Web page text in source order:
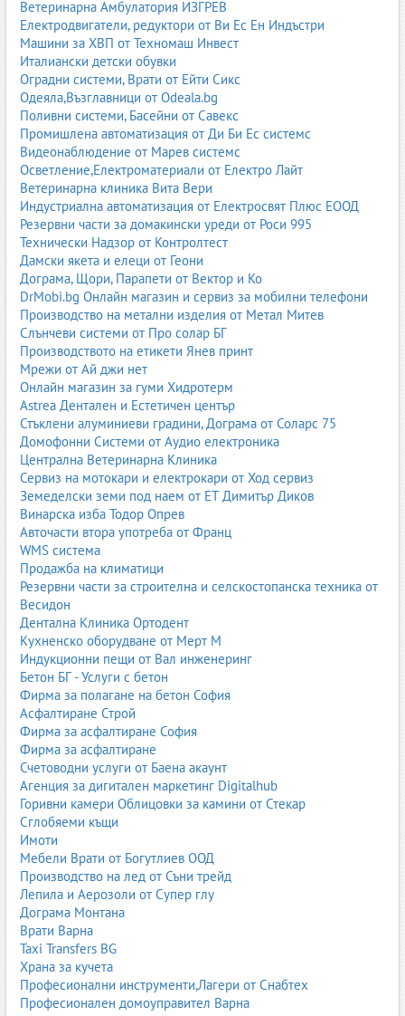
Изолации в сухото строителство
минерална вата;
акустични панели;
пароизолация и фолиа;
топлоизолационни системи.
Шпакловки и довършителни работи
шпакловка Q2, Q3, Q4;
фугиране с ленти;
грундиране;
боядисване;
декоративни мазилки.
Декоративни елементи от гипсокартон
LED ниши;
скрити осветления;
корнизи и профили;
облицовки на колони;
дизайнерски елементи.
Сухо строителство по видове обекти
жилища и апартаменти;
офиси и магазини;
хотели и ресторанти;
производствени помещения;
училища и обществени сгради;
реконструкции и реновации.
Сухо строителство по градове
Изберете вашия град и намерете фирми за сухо строителство:
Сухо строителство София
Сухо строителство Пловдив
Сухо строителство Варна
Сухо строителство Бургас
Сухо строителство Хасково
Сухо строителство Плевен
Сухо строителство Велико Търново
Сухо строителство Пазарджик
Сухо строителство Видин
Сухо строителство Кърджали
Сухо строителство Разград
Сухо строителство Смолян
Сухо строителство Търговище
Сухо строителство Враца
Сухо строителство Кюстендил
Сухо строителство Перник
Сухо строителство Русе
Сухо строителство Габрово
Сухо строителство Ловеч
Сухо строителство Силистра
Сухо строителство Шумен
Сухо строителство Добрич
Сухо строителство Монтана
Сухо строителство Сливен
Сухо строителство Ямбол
Ветеринарна Амбулатория ИЗГРЕВ
Електродвигатели, редуктори от Ви Ес Ен Индъстри
Машини за ХВП от Техномаш Инвест
Италиански детски обувки
Оградни системи, Врати от Ейти Сикс
Одеяла,Възглавници от Odeala.bg
Поливни системи, Басейни от Савекс
Промишлена автоматизация от Ди Би Ес системс
Видеонаблюдение от Марев системс
Осветление,Електроматериали от Електро Лайт
Ветеринарна клиника Вита Вери
Индустриална автоматизация от Електросвят Плюс ЕООД
Резервни части за домакински уреди от Роси 995
Технически Надзор от Контролтест
Дамски якета и елеци от Геони
Дограма, Щори, Парапети от Вектор и Ко
DrMobi.bg Онлайн магазин и сервиз за мобилни телефони
Производство на метални изделия от Метал Митев
Слънчеви системи от Про солар БГ
Производството на етикети Янев принт
Мрежи от Ай джи нет
Онлайн магазин за гуми Хидротерм
Astrea Дентален и Естетичен център
Стъклени алуминиеви градини, Дограма от Соларс 75
Домофонни Системи от Аудио електроника
Централна Ветеринарна Клиника
Сервиз на мотокари и електрокари от Ход сервиз
Земеделски земи под наем от ЕТ Димитър Диков
Винарска изба Тодор Опрев
Авточасти втора употреба от Франц
WMS система
Продажба на климатици
Резервни части за строителна и селскостопанска техника от
Весидон
Дентална Клиника Ортодент
Кухненско оборудване от Мерт М
Индукционни пещи от Вал инженеринг
Бетон БГ - Услуги с бетон
Фирма за полагане на бетон София
Асфалтиране Строй
Фирма за асфалтиране София
Фирма за асфалтиране
Счетоводни услуги от Баена акаунт
Агенция за дигитален маркетинг Digitalhub
Горивни камери Облицовки за камини от Стекар
Сглобяеми къщи
Имоти
Мебели Врати от Богутлиев ООД
Производство на лед от Съни трейд
Лепила и Аерозоли от Супер глу
Дограма Монтана
Врати Варна
Taxi Transfers BG
Храна за кучета
Професионални инструменти,Лагери от Снабтех
Професионален домоуправител Варна